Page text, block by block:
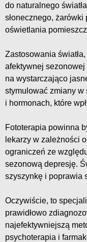
do naturalnego
słonecznego,
oświetlania
Zastosowania
afektywnej sezonowej
na wystarczająco
stymulować zmiany w
i hormonach, które
Fototerapia powinna
lekarzy w zależności
ograniczeń ze
sezonową depresję.
szyszynkę i poprawia
Oczywiście, to
prawidłowo
najefektywniejszą
psychoterapia i